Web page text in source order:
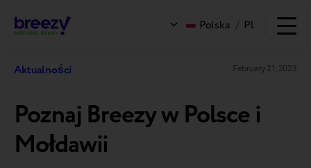
Polska / Pl
Aktualności February 21, 2023
Poznaj Breezy w Polsce i
Mołdawii